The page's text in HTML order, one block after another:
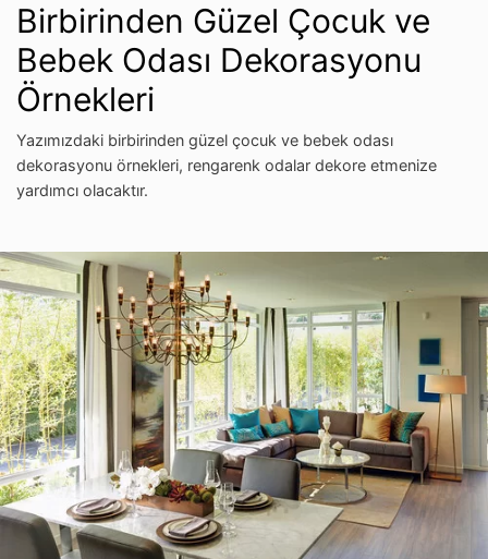
Birbirinden Güzel Çocuk ve
Bebek Odası Dekorasyonu
Örnekleri
Yazımızdaki birbirinden güzel çocuk ve bebek odası
dekorasyonu örnekleri, rengarenk odalar dekore etmenize
yardımcı olacaktır.